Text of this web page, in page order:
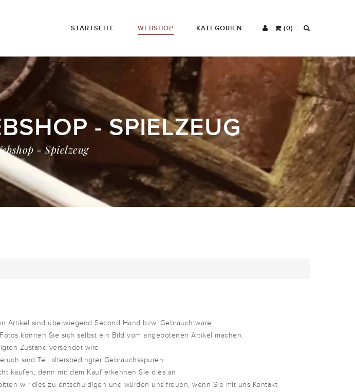
(0)
STARTSEITE WEBSHOP KATEGORIEN
- SPIELZEUG
- Spielzeug
Artikel sind überwiegend Second Hand bzw. Gebrauchtware.
können Sie sich selbst ein Bild vom angebotenen Artikel machen.
Zustand versendet wird.
sind Teil altersbedingter Gebrauchsspuren.
kaufen, denn mit dem Kauf erkennen Sie dies an.
wir dies zu entschuldigen und würden uns freuen, wenn Sie mit uns Kontakt